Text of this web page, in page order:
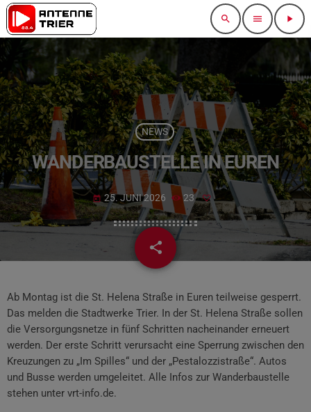
search menu play_arrow
NEWS
WANDERBAUSTELLE IN EUREN
today 25. JUNI 2026 23
share
email
Ab Montag ist die St. Helena Straße in Euren teilweise gesperrt.
Das melden die Stadtwerke Trier. In der St. Helena Straße sollen
die Versorgungsnetze in fünf Schritten nacheinander erneuert
werden. Der erste Schritt verursacht eine Sperrung zwischen den
Kreuzungen zu „Im Spilles“ und der „Pestalozzistraße“. Autos
und Busse werden umgeleitet. Alle Infos zur Wanderbaustelle
stehen unter vrt-info.de.